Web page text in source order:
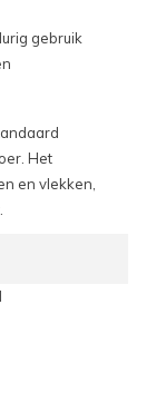
gebruik
Het
en vlekken,